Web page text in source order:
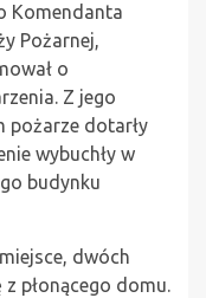
Komendanta
Pożarnej,
o
Z jego
pożarze dotarły
wybuchły w
budynku
dwóch
z płonącego domu.